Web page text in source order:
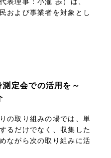
および事業者を対象とし
定会での活用を～
の取り組みの場では、単
るだけでなく、収集した
ながら次の取り組みに活